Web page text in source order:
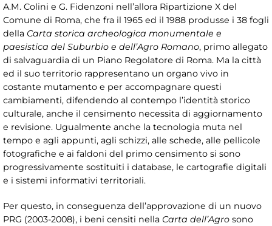
A.M. Colini e G. Fidenzoni nell’allora Ripartizione X del
Comune di Roma, che fra il 1965 ed il 1988 produsse i 38 fogli
della Carta storica archeologica monumentale e
paesistica del Suburbio e dell’Agro Romano, primo allegato
di salvaguardia di un Piano Regolatore di Roma. Ma la città
ed il suo territorio rappresentano un organo vivo in
costante mutamento e per accompagnare questi
cambiamenti, difendendo al contempo l’identità storico
culturale, anche il censimento necessita di aggiornamento
e revisione. Ugualmente anche la tecnologia muta nel
tempo e agli appunti, agli schizzi, alle schede, alle pellicole
fotografiche e ai faldoni del primo censimento si sono
progressivamente sostituiti i database, le cartografie digitali
e i sistemi informativi territoriali.
Per questo, in conseguenza dell’approvazione di un nuovo
PRG (2003-2008), i beni censiti nella Carta dell’Agro sono